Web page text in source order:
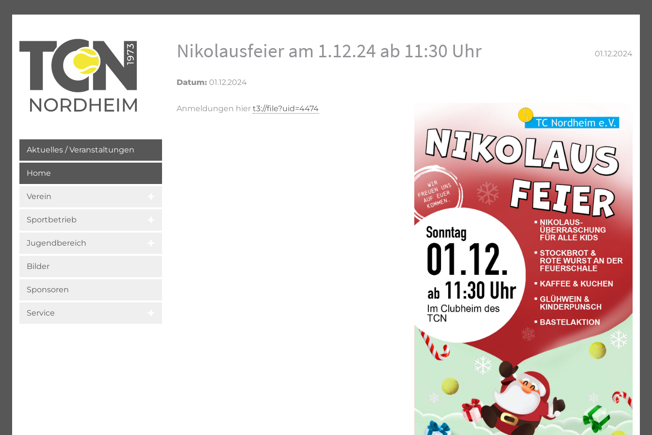
Aktuelles / Veranstaltungen
Home
Verein
Sportbetrieb
Jugendbereich
Bilder
Sponsoren
Service
Nikolausfeier am 1.12.24 ab 11:30 Uhr 01.12.2024
Datum: 01.12.2024
Anmeldungen hier t3://file?uid=4474